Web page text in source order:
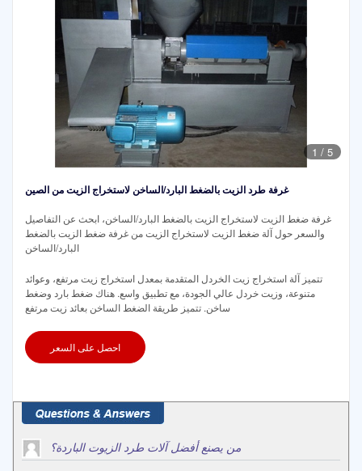
1 / 5
غرفة طرد الزيت بالضغط البارد/الساخن لاستخراج الزيت من الصين
غرفة ضغط الزيت لاستخراج الزيت بالضغط البارد/الساخن، ابحث عن التفاصيل
والسعر حول آلة ضغط الزيت لاستخراج الزيت من غرفة ضغط الزيت بالضغط
البارد/الساخن
تتميز آلة استخراج زيت الخردل المتقدمة بمعدل استخراج زيت مرتفع، وعوائد
متنوعة، وزيت خردل عالي الجودة، مع تطبيق واسع. هناك ضغط بارد وضغط
ساخن. تتميز طريقة الضغط الساخن بعائد زيت مرتفع
احصل على السعر
من يصنع أفضل آلات طرد الزيوت الباردة؟